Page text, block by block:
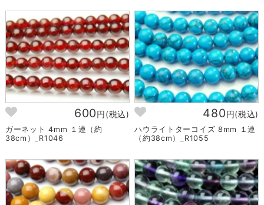
600円(税込)
ガーネット 4mm １連（約
38cm）_R1046
480円(税込)
ハウライトターコイズ 8mm １連
（約38cm）_R1055